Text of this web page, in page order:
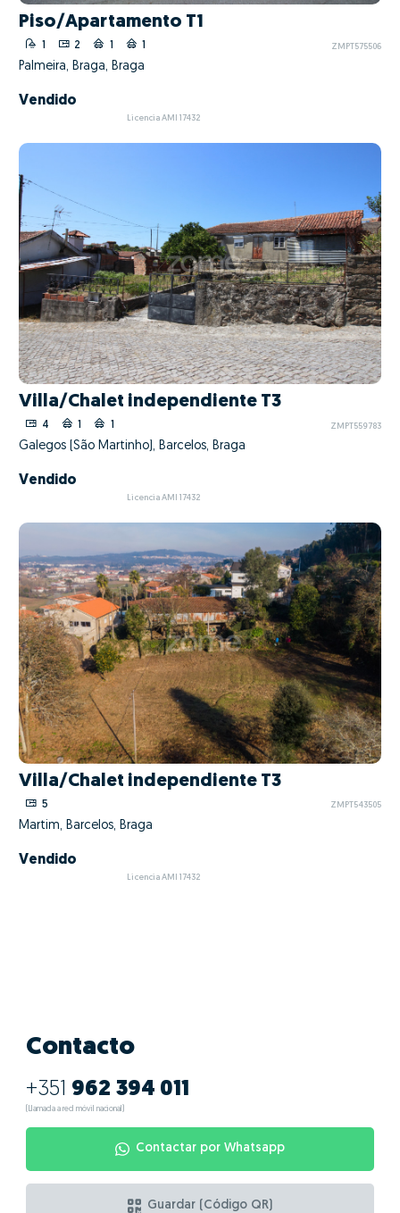
Piso/Apartamento T1
1 2 1 1 ZMPT575506
Palmeira, Braga, Braga
Vendido
Licencia AMI 17432
Villa/Chalet independiente T3
4 ZMPT559783
Galegos (São Martinho), Barcelos, Braga
Vendido
Licencia AMI 17432
Villa/Chalet independiente T3
5 ZMPT543505
Martim, Barcelos, Braga
Vendido
Licencia AMI 17432
Contacto
+351 962 394 011
(Llamada a red móvil nacional)
Contactar por Whatsapp
Guardar (Código QR)